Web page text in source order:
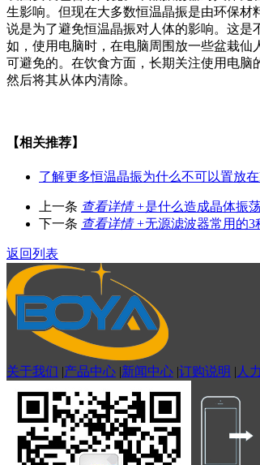
生影响。但现在大多数恒温晶振是由环保材
说是为了避免恒温晶振对人体的影响。这
如，使用电脑时，在电脑周围放一些盆栽
可避免的。在饮食方面，长期关注使用电脑
然后将其从体内清除。
【相关推荐】
了解更多恒温晶振为什么不可以置放在
上一条 查看详情 +是什么造成晶体振
下一条 查看详情 +无源滤波器常用的3
返回列表
关于我们 |产品中心 |新闻中心 |订购说明 | 人